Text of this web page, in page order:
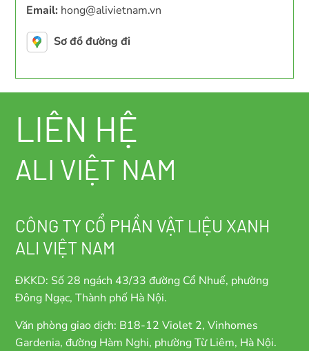
Email: hong@alivietnam.vn
Sơ đồ đường đi
LIÊN HỆ
ALI VIỆT NAM
CÔNG TY CỔ PHẦN VẬT LIỆU XANH
ALI VIỆT NAM
ĐKKD: Số 28 ngách 43/33 đường Cổ Nhuế, phường
Đông Ngạc, Thành phố Hà Nội.
Văn phòng giao dịch: B18-12 Violet 2, Vinhomes
Gardenia, đường Hàm Nghi, phường Từ Liêm, Hà Nội.